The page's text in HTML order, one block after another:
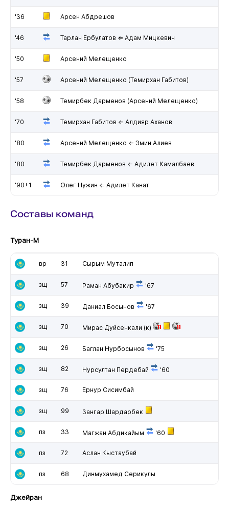
'36 Арсен Абдрешов
'46 Тарлан Ербулатов ⇐ Адам Мицкевич
'50 Арсений Мелещенко
'57 Арсений Мелещенко (Темирхан Габитов)
'58 Темирбек Дарменов (Арсений Мелещенко)
'70 Темирхан Габитов ⇐ Алдияр Аханов
'80 Арсений Мелещенко ⇐ Эмин Алиев
'80 Темирбек Дарменов ⇐ Адилет Камалбаев
'90+1 Олег Нужин ⇐ Адилет Канат
Составы команд
Туран-М
вр 31 Сырым Муталип
зщ 57 Раман Абубакир '67
зщ 39 Даниал Босынов '67
зщ 70 Мирас Дуйсенкали (к)
зщ 26 Баглан Нурбосынов '75
зщ 82 Нурсултан Пердебай '60
зщ 76 Ернур Сисимбай
зщ 99 Зангар Шардарбек
пз 33 Магжан Абдикайым '60
пз 72 Аслан Кыстаубай
пз 68 Динмухамед Серикулы
Джейран